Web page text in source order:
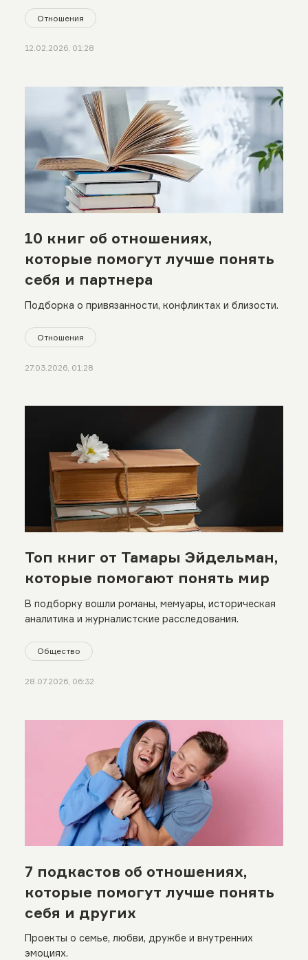
Отношения
12.02.2026, 01:28
10 книг об отношениях,
которые помогут лучше понять
себя и партнера
Подборка о привязанности, конфликтах и близости.
Отношения
27.03.2026, 01:28
Топ книг от Тамары Эйдельман,
которые помогают понять мир
В подборку вошли романы, мемуары, историческая
аналитика и журналистские расследования.
Общество
28.07.2026, 06:32
7 подкастов об отношениях,
которые помогут лучше понять
себя и других
Проекты о семье, любви, дружбе и внутренних
эмоциях.